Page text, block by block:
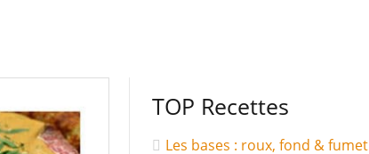
TOP Recettes
Les bases : roux, fond & fumet